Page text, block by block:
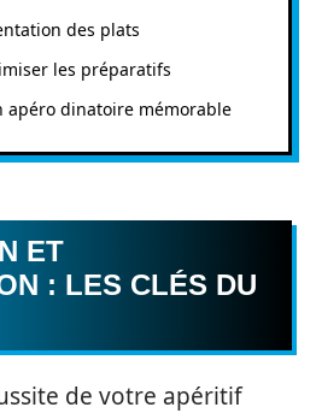
des plats
les préparatifs
apéro dinatoire mémorable
ET
: LES CLÉS DU
de votre apéritif